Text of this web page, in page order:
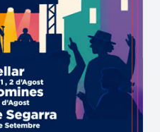
de forma
el batec social a les
manté ben viu gràcies a
el ritme de la
de Preixens